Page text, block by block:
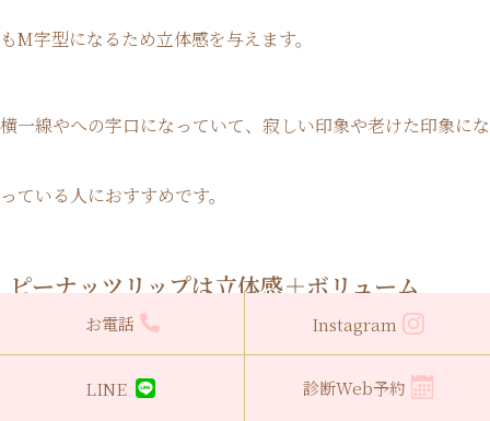
もM字型になるため立体感を与えます。
横一線やへの字口になっていて、寂しい印象や老けた印象にな
っている人におすすめです。
ピーナッツリップは立体感＋ボリューム
ピーナッツリップはゴージャスな印象を与えるデザインで、
お電話 Instagram
LINE 診断Web予約